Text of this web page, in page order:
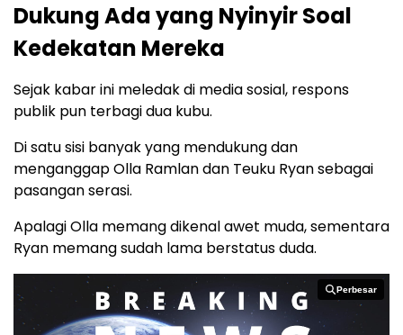
Dukung Ada yang Nyinyir Soal
Kedekatan Mereka
Sejak kabar ini meledak di media sosial, respons
publik pun terbagi dua kubu.
Di satu sisi banyak yang mendukung dan
menganggap Olla Ramlan dan Teuku Ryan sebagai
pasangan serasi.
Apalagi Olla memang dikenal awet muda, sementara
Ryan memang sudah lama berstatus duda.
Perbesar
Perbesar